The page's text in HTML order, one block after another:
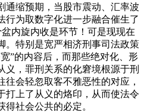
缩预期，当股市震动、汇率波
行为取数字化进一步融合催生了
内旋内收是环节！可是现现在
。特别是宽严相济刑事司法政策
”的内容后，而那些绝对化、形
义，罪刑关系的化窘境根源于刑
会轻忽取客不雅恶性的对应，
打上了从义的烙印，从而使法令
社会公共的必定。